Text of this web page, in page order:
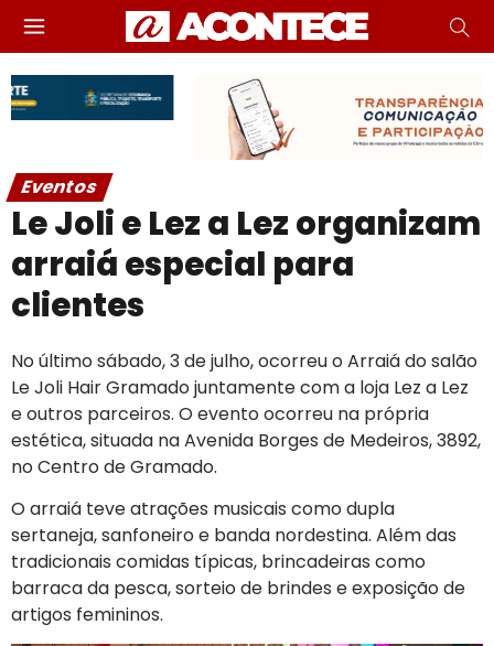
Eventos
Le Joli e Lez a Lez organizam
arraiá especial para
clientes
No último sábado, 3 de julho, ocorreu o Arraiá do salão
Le Joli Hair Gramado juntamente com a loja Lez a Lez
e outros parceiros. O evento ocorreu na própria
estética, situada na Avenida Borges de Medeiros, 3892,
no Centro de Gramado.
O arraiá teve atrações musicais como dupla
sertaneja, sanfoneiro e banda nordestina. Além das
tradicionais comidas típicas, brincadeiras como
barraca da pesca, sorteio de brindes e exposição de
artigos femininos.